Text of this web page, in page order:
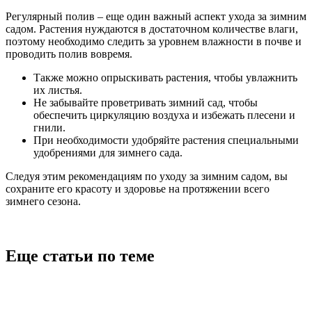
Регулярный полив – еще один важный аспект ухода за зимним
садом. Растения нуждаются в достаточном количестве влаги,
поэтому необходимо следить за уровнем влажности в почве и
проводить полив вовремя.
Также можно опрыскивать растения, чтобы увлажнить
их листья.
Не забывайте проветривать зимний сад, чтобы
обеспечить циркуляцию воздуха и избежать плесени и
гнили.
При необходимости удобряйте растения специальными
удобрениями для зимнего сада.
Следуя этим рекомендациям по уходу за зимним садом, вы
сохраните его красоту и здоровье на протяжении всего
зимнего сезона.
Еще статьи по теме